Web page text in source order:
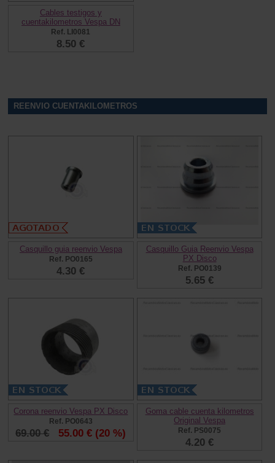
Cables testigos y
cuentakilometros Vespa DN
Ref. LI0081
8.50 €
REENVIO CUENTAKILOMETROS
Casquillo guia reenvio Vespa
Ref. PO0165
4.30 €
Casquillo Guia Reenvio Vespa
PX Disco
Ref. PO0139
5.65 €
Corona reenvio Vespa PX Disco
Ref. PO0643
69.00 € 55.00 € (20 %)
Goma cable cuenta kilometros
Original Vespa
Ref. PS0075
4.20 €